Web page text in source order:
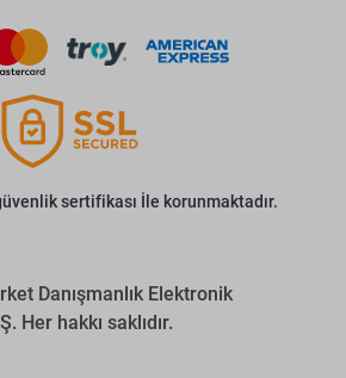
sertifikası İle korunmaktadır.
Danışmanlık Elektronik
Her hakkı saklıdır.